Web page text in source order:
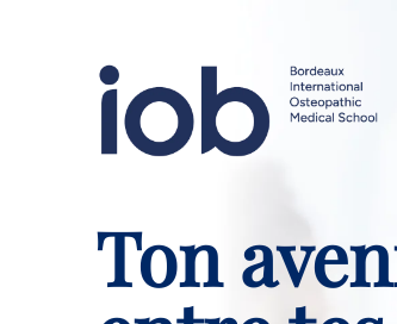
Ton